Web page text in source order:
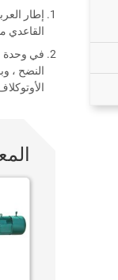
إطار
القاعدي
في وحدة
النضح ،